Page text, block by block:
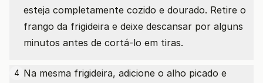
esteja completamente cozido e dourado. Retire o
frango da frigideira e deixe descansar por alguns
minutos antes de cortá-lo em tiras.
4 Na mesma frigideira, adicione o alho picado e